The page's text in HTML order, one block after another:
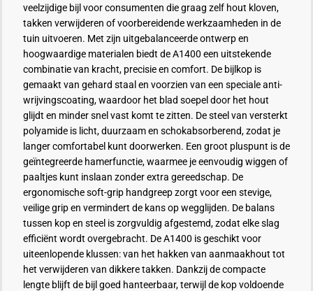
veelzijdige bijl voor consumenten die graag zelf hout kloven,
takken verwijderen of voorbereidende werkzaamheden in de
tuin uitvoeren. Met zijn uitgebalanceerde ontwerp en
hoogwaardige materialen biedt de A1400 een uitstekende
combinatie van kracht, precisie en comfort. De bijlkop is
gemaakt van gehard staal en voorzien van een speciale anti-
wrijvingscoating, waardoor het blad soepel door het hout
glijdt en minder snel vast komt te zitten. De steel van versterkt
polyamide is licht, duurzaam en schokabsorberend, zodat je
langer comfortabel kunt doorwerken. Een groot pluspunt is de
geïntegreerde hamerfunctie, waarmee je eenvoudig wiggen of
paaltjes kunt inslaan zonder extra gereedschap. De
ergonomische soft-grip handgreep zorgt voor een stevige,
veilige grip en vermindert de kans op wegglijden. De balans
tussen kop en steel is zorgvuldig afgestemd, zodat elke slag
efficiënt wordt overgebracht. De A1400 is geschikt voor
uiteenlopende klussen: van het hakken van aanmaakhout tot
het verwijderen van dikkere takken. Dankzij de compacte
lengte blijft de bijl goed hanteerbaar, terwijl de kop voldoende